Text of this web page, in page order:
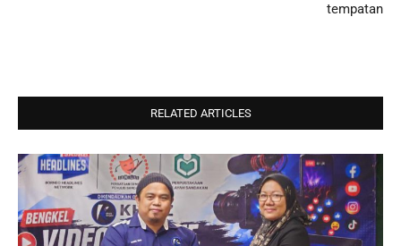
tempatan
RELATED ARTICLES